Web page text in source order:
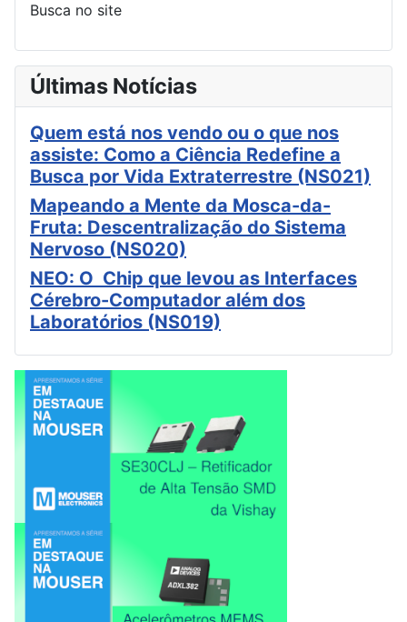
Busca no site
Últimas Notícias
Quem está nos vendo ou o que nos
assiste: Como a Ciência Redefine a
Busca por Vida Extraterrestre (NS021)
Mapeando a Mente da Mosca-da-
Fruta: Descentralização do Sistema
Nervoso (NS020)
NEO: O Chip que levou as Interfaces
Cérebro-Computador além dos
Laboratórios (NS019)